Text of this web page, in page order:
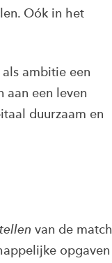
Oók in het
ambitie een
aan een leven
duurzaam en
van de match
opgaven